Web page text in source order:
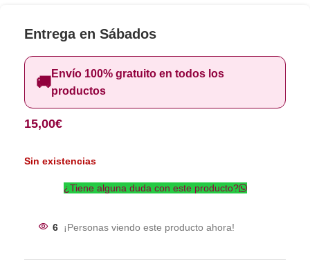
Entrega en Sábados
🚚Envío 100% gratuito en todos los
productos
15,00€
Sin existencias
¿Tiene alguna duda con este producto?
6 ¡Personas viendo este producto ahora!